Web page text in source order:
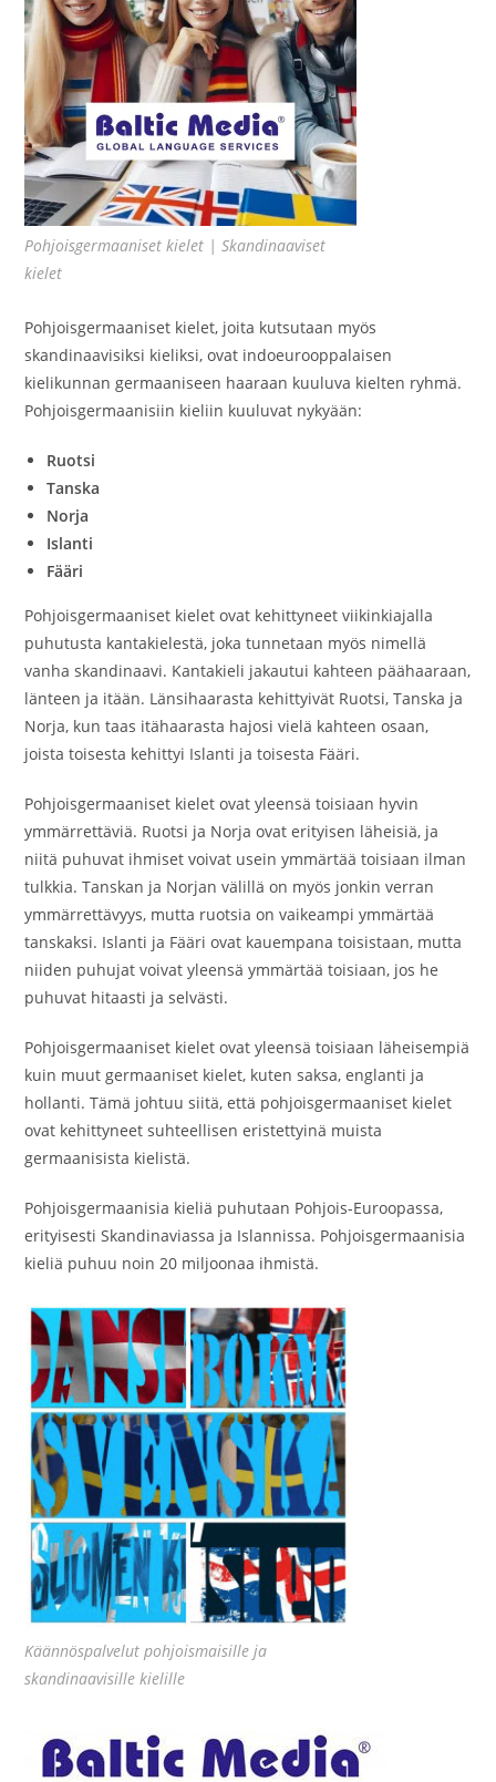
Pohjoisgermaaniset kielet | Skandinaaviset
kielet
Pohjoisgermaaniset kielet, joita kutsutaan myös
skandinaavisiksi kieliksi, ovat indoeurooppalaisen
kielikunnan germaaniseen haaraan kuuluva kielten ryhmä.
Pohjoisgermaanisiin kieliin kuuluvat nykyään:
Ruotsi
Tanska
Norja
Islanti
Fääri
Pohjoisgermaaniset kielet ovat kehittyneet viikinkiajalla
puhutusta kantakielestä, joka tunnetaan myös nimellä
vanha skandinaavi. Kantakieli jakautui kahteen päähaaraan,
länteen ja itään. Länsihaarasta kehittyivät Ruotsi, Tanska ja
Norja, kun taas itähaarasta hajosi vielä kahteen osaan,
joista toisesta kehittyi Islanti ja toisesta Fääri.
Pohjoisgermaaniset kielet ovat yleensä toisiaan hyvin
ymmärrettäviä. Ruotsi ja Norja ovat erityisen läheisiä, ja
niitä puhuvat ihmiset voivat usein ymmärtää toisiaan ilman
tulkkia. Tanskan ja Norjan välillä on myös jonkin verran
ymmärrettävyys, mutta ruotsia on vaikeampi ymmärtää
tanskaksi. Islanti ja Fääri ovat kauempana toisistaan, mutta
niiden puhujat voivat yleensä ymmärtää toisiaan, jos he
puhuvat hitaasti ja selvästi.
Pohjoisgermaaniset kielet ovat yleensä toisiaan läheisempiä
kuin muut germaaniset kielet, kuten saksa, englanti ja
hollanti. Tämä johtuu siitä, että pohjoisgermaaniset kielet
ovat kehittyneet suhteellisen eristettyinä muista
germaanisista kielistä.
Pohjoisgermaanisia kieliä puhutaan Pohjois-Euroopassa,
erityisesti Skandinaviassa ja Islannissa. Pohjoisgermaanisia
kieliä puhuu noin 20 miljoonaa ihmistä.
Käännöspalvelut pohjoismaisille ja
skandinaavisille kielille